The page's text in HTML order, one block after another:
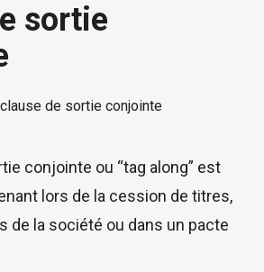
sortie
conjointe ou “tag along” est
lors de la cession de titres,
de la société ou dans un pacte